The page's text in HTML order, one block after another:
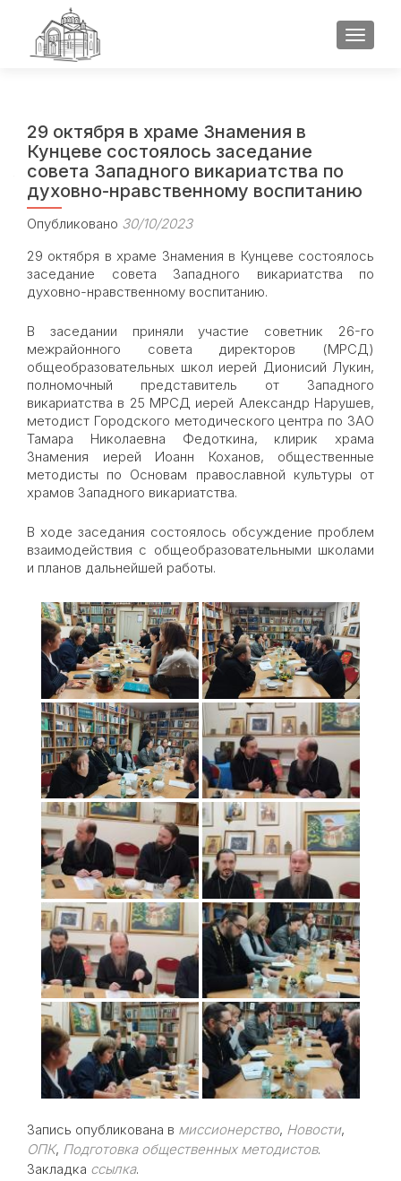
29 октября в храме Знамения в
Кунцеве состоялось заседание
совета Западного викариатства по
духовно-нравственному воспитанию
Опубликовано 30/10/2023
29 октября в храме Знамения в Кунцеве состоялось
заседание совета Западного викариатства по
духовно-нравственному воспитанию.
В заседании приняли участие советник 26-го
межрайонного совета директоров (МРСД)
общеобразовательных школ иерей Дионисий Лукин,
полномочный представитель от Западного
викариатства в 25 МРСД иерей Александр Нарушев,
методист Городского методического центра по ЗАО
Тамара Николаевна Федоткина, клирик храма
Знамения иерей Иоанн Коханов, общественные
методисты по Основам православной культуры от
храмов Западного викариатства.
В ходе заседания состоялось обсуждение проблем
взаимодействия с общеобразовательными школами
и планов дальнейшей работы.
Запись опубликована в миссионерство, Новости,
ОПК, Подготовка общественных методистов.
Закладка ссылка.